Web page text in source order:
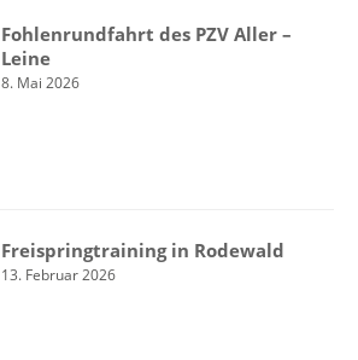
Fohlenrundfahrt des PZV Aller –
Leine
8. Mai 2026
Freispringtraining in Rodewald
13. Februar 2026